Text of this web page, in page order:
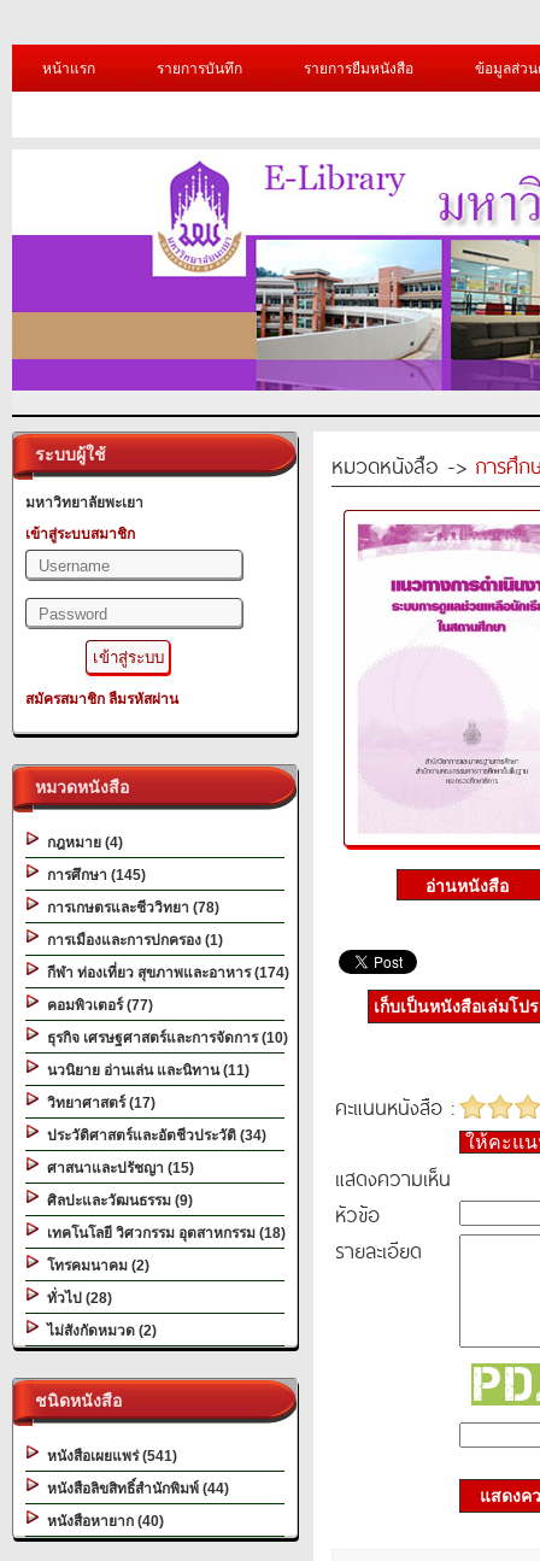
หน้าแรก รายการบันทึก รายการยืมหนังสือ ข้อมูลส่ว
ระบบผู้ใช้
มหาวิทยาลัยพะเยา
เข้าสู่ระบบสมาชิก
สมัครสมาชิก ลืมรหัสผ่าน
หมวดหนังสือ
กฎหมาย (4)
การศึกษา (145)
การเกษตรและชีววิทยา (78)
การเมืองและการปกครอง (1)
กีฬา ท่องเที่ยว สุขภาพและอาหาร (174)
คอมพิวเตอร์ (77)
ธุรกิจ เศรษฐศาสตร์และการจัดการ (10)
นวนิยาย อ่านเล่น และนิทาน (11)
วิทยาศาสตร์ (17)
ประวัติศาสตร์และอัตชีวประวัติ (34)
ศาสนาและปรัชญา (15)
ศิลปะและวัฒนธรรม (9)
เทคโนโลยี วิศวกรรม อุตสาหกรรม (18)
โทรคมนาคม (2)
ทั่วไป (28)
ไม่สังกัดหมวด (2)
ชนิดหนังสือ
หนังสือเผยแพร่ (541)
หนังสือลิขสิทธิ์สำนักพิมพ์ (44)
หนังสือหายาก (40)
หมวดหนังสือ -> การศึก
เก็บเป็นหนังสือเล่มโป
คะแนนหนังสือ :
ให้คะแ
แสดงความเห็น
หัวข้อ
รายละเอียด
แสดงค